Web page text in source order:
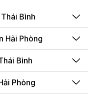
Bình
Hải Phòng
Bình
Phòng